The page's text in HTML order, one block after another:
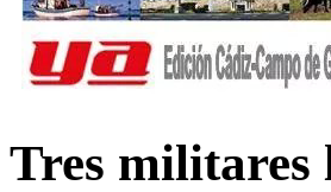
Tres militares